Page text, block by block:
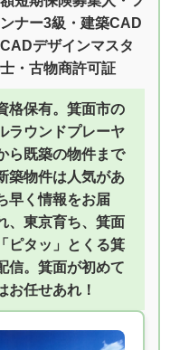
ナー3級・建築CAD
デザインマスタ
・古物商許可証
格保有。箕面市の
ラウンドプレーヤ
ら既築の物件まで
築物件は人気があ
早く情報をお届
、東京育ち、箕面
ピタッ」とくる箕
信。箕面が初めて
お任せあれ！